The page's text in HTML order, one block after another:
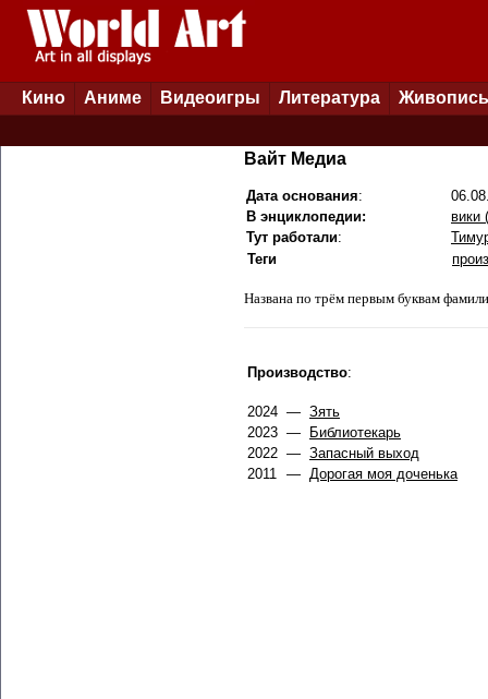
Кино Аниме Видеоигры Литература Живопись
Вайт Медиа
Дата основания:
В энциклопедии:
вики
Тут работали:
Теги
Названа по трём первым буквам
Производство:
2024 — Зять
2023 —
Библиотекарь
2022 — Запасный выход
2011 — Дорогая моя доченька